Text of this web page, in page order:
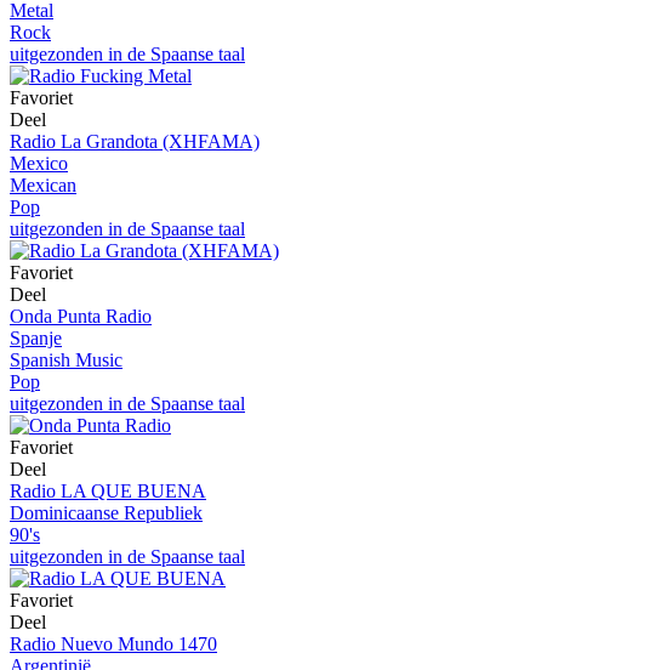
Metal
Rock
uitgezonden in de Spaanse taal
Favoriet
Deel
Radio La Grandota (XHFAMA)
Mexico
Mexican
Pop
uitgezonden in de Spaanse taal
Favoriet
Deel
Onda Punta Radio
Spanje
Spanish Music
Pop
uitgezonden in de Spaanse taal
Favoriet
Deel
Radio LA QUE BUENA
Dominicaanse Republiek
90's
uitgezonden in de Spaanse taal
Favoriet
Deel
Radio Nuevo Mundo 1470
Argentinië